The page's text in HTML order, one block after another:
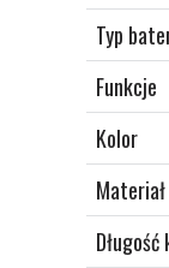
Typ
Funkcje
Kolor
Materiał